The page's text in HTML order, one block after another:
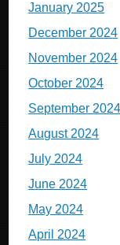
January 2025
December 2024
November 2024
October 2024
September 2024
August 2024
July 2024
June 2024
May 2024
April 2024